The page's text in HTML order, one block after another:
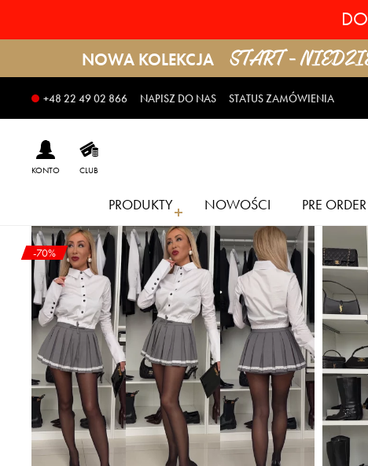
NOWA KOLEKCJA START -
+48 22 49 02 866 NAPISZ DO NAS STATUS ZAMÓWIENIA
KONTO CLUB
PRODUKTY NOWOŚCI PRE ORDER
-70%